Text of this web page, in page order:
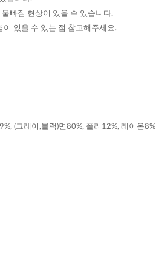
빠짐 현상이 있을 수 있습니다.
있을 수 있는 점 참고해주세요.
(그레이,블랙)면80%, 폴리12%, 레이온8%